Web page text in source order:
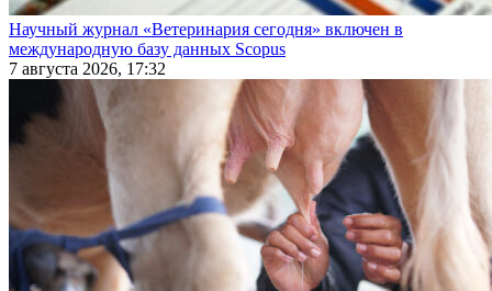
Научный журнал «Ветеринария сегодня» включен в
международную базу данных Scopus
7 августа 2026, 17:32